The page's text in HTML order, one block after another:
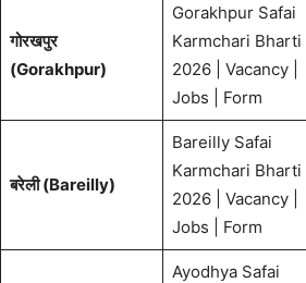
गोरखपुर
(Gorakhpur)
Gorakhpur Safai
Karmchari Bharti
2026 | Vacancy |
Jobs | Form
बरेली (Bareilly)
Bareilly Safai
Karmchari Bharti
2026 | Vacancy |
Jobs | Form
Ayodhya Safai